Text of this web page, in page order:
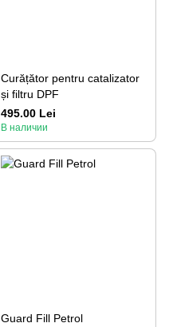
Curățător pentru catalizator
și filtru DPF
495.00 Lei
В наличии
Guard Fill Petrol